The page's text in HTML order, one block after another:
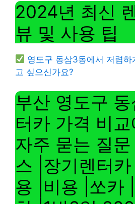
2024년 최신
뷰 및 사용 팁
영도구 동삼3동에서 저렴
고 싶으신가요?
부산 영도구
터카 가격 비
자주 묻는 질
스 |장기렌터
용 |비용 |쏘카